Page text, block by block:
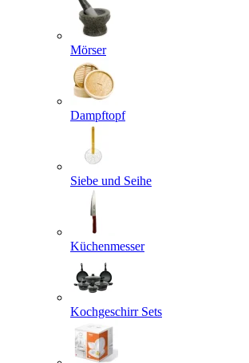
Mörser
Dampftopf
Siebe und Seihe
Küchenmesser
Kochgeschirr Sets